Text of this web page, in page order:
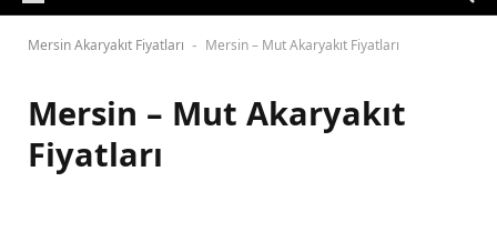
Mersin Akaryakıt Fiyatları - Mersin – Mut Akaryakıt Fiyatları
Mersin – Mut Akaryakıt
Fiyatları